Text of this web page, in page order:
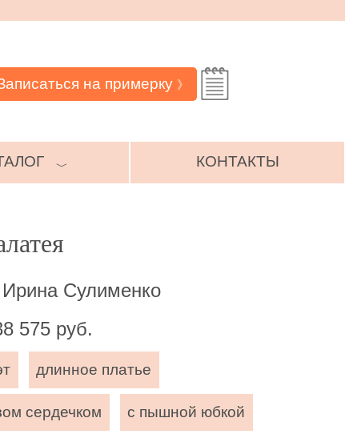
на примерку 》
﹀ КОНТАКТЫ
Сулименко
575 руб.
длинное платье
сердечком с пышной юбкой